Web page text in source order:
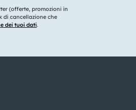
(offerte, promozioni in
di cancellazione che
dei tuoi dati.